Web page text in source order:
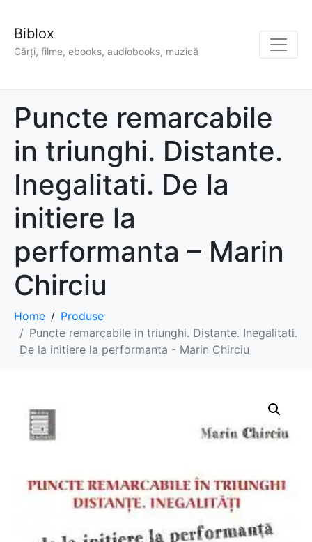
Biblox
Cărți, filme, ebooks, audiobooks, muzică
Puncte remarcabile
in triunghi. Distante.
Inegalitati. De la
initiere la
performanta – Marin
Chirciu
Home
Produse
Puncte remarcabile in triunghi. Distante. Inegalitati.
De la initiere la performanta - Marin Chirciu